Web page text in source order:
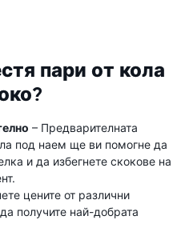
пари от кола
– Предварителната
под наем ще ви помогне да
и да избегнете скокове на
цените от различни
получите най-добрата